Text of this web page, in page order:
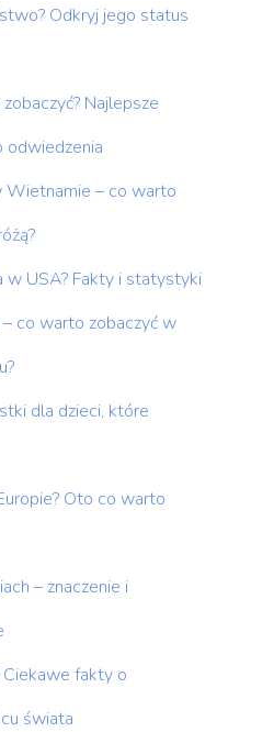
Odkryj jego status
Najlepsze
odwiedzenia
Wietnamie – co warto
w USA? Fakty i statystyki
– co warto zobaczyć w
dla dzieci, które
Oto co warto
– znaczenie i
fakty o
świata